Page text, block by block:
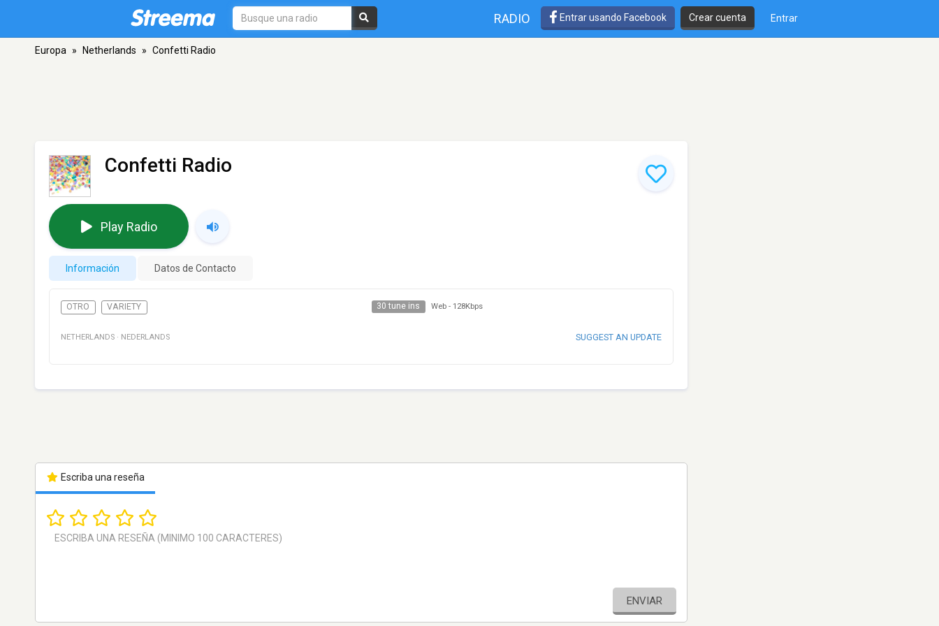
RADIO Entrar usando Facebook Crear cuenta Entrar
Europa » Netherlands » Confetti Radio
Confetti Radio
Play Radio
Información Datos de Contacto
OTRO VARIETY 30 tune ins Web - 128Kbps
NETHERLANDS · NEDERLANDS SUGGEST AN UPDATE
Escriba una reseña
ENVIAR